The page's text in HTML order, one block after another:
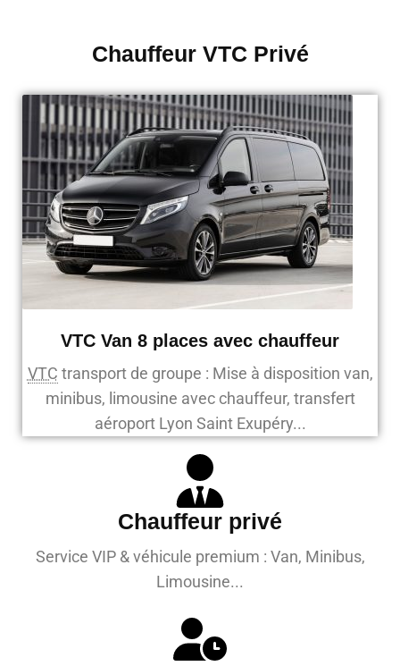
Chauffeur VTC Privé
VTC Van 8 places avec chauffeur
VTC transport de groupe : Mise à disposition van,
minibus, limousine avec chauffeur, transfert
aéroport Lyon Saint Exupéry...
Chauffeur privé
Service VIP & véhicule premium : Van, Minibus,
Limousine...